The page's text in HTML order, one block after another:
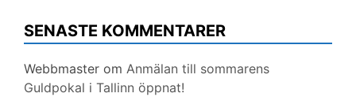
SENASTE KOMMENTARER
Webbmaster om Anmälan till sommarens
Guldpokal i Tallinn öppnat!